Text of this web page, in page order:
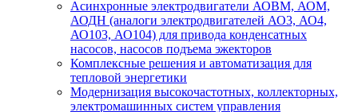
Асинхронные электродвигатели АОВМ, АОМ,
АОДН (аналоги электродвигателей АО3, АО4,
АО103, АО104) для привода конденсатных
насосов, насосов подъема эжекторов
Комплексные решения и автоматизация для
тепловой энергетики
Модернизация высокочастотных, коллекторных,
электромашинных систем управления